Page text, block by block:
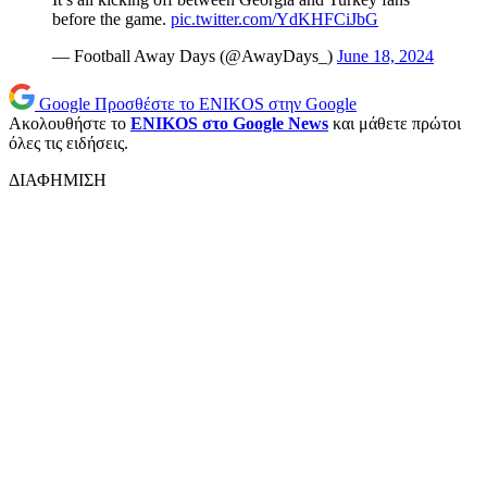
before the game. pic.twitter.com/YdKHFCiJbG
— Football Away Days (@AwayDays_) June 18, 2024
Google Προσθέστε το ENIKOS στην Google
Ακολουθήστε το ENIKOS στο Google News και μάθετε πρώτοι
όλες τις ειδήσεις.
ΔΙΑΦΗΜΙΣΗ